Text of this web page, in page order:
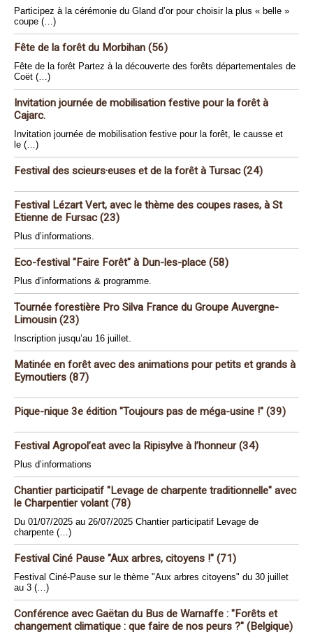
Participez à la cérémonie du Gland d’or pour choisir la plus « belle »
coupe (…)
Fête de la forêt du Morbihan (56)
Fête de la forêt Partez à la découverte des forêts départementales de
Coët (…)
Invitation journée de mobilisation festive pour la forêt à
Cajarc.
Invitation journée de mobilisation festive pour la forêt, le causse et
le (…)
Festival des scieurs·euses et de la forêt à Tursac (24)
Festival Lézart Vert, avec le thème des coupes rases, à St
Etienne de Fursac (23)
Plus d’informations.
Eco-festival "Faire Forêt" à Dun-les-place (58)
Plus d’informations & programme.
Tournée forestière Pro Silva France du Groupe Auvergne-
Limousin (23)
Inscription jusqu’au 16 juillet.
Matinée en forêt avec des animations pour petits et grands à
Eymoutiers (87)
Pique-nique 3e édition "Toujours pas de méga-usine !" (39)
Festival Agropol’eat avec la Ripisylve à l’honneur (34)
Plus d’informations
Chantier participatif "Levage de charpente traditionnelle" avec
le Charpentier volant (78)
Du 01/07/2025 au 26/07/2025 Chantier participatif Levage de
charpente (…)
Festival Ciné Pause "Aux arbres, citoyens !" (71)
Festival Ciné-Pause sur le thème "Aux arbres citoyens" du 30 juillet
au 3 (…)
Conférence avec Gaëtan du Bus de Warnaffe : "Forêts et
changement climatique : que faire de nos peurs ?" (Belgique)